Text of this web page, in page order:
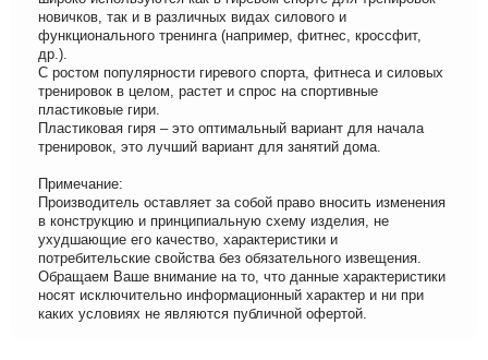
новичков, так и в различных видах силового и
функционального тренинга (например, фитнес, кроссфит,
др.).
С ростом популярности гиревого спорта, фитнеса и силовых
тренировок в целом, растет и спрос на спортивные
пластиковые гири.
Пластиковая гиря – это оптимальный вариант для начала
тренировок, это лучший вариант для занятий дома.
Примечание:
Производитель оставляет за собой право вносить изменения
в конструкцию и принципиальную схему изделия, не
ухудшающие его качество, характеристики и
потребительские свойства без обязательного извещения.
Обращаем Ваше внимание на то, что данные характеристики
носят исключительно информационный характер и ни при
каких условиях не являются публичной офертой.